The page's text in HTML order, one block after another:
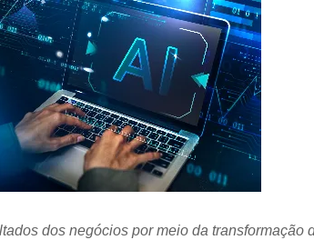
dos negócios por meio da transformação